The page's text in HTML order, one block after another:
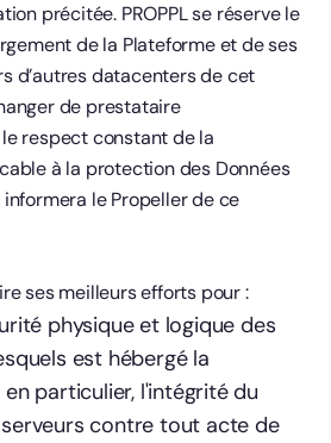
précitée. PROPPL se réserve le
de la Plateforme et de ses
d’autres datacenters de cet
de prestataire
respect constant de la
à la protection des Données
informera le Propeller de ce
ses meilleurs efforts pour :
physique et logique des
est hébergé la
particulier, l'intégrité du
contre tout acte de